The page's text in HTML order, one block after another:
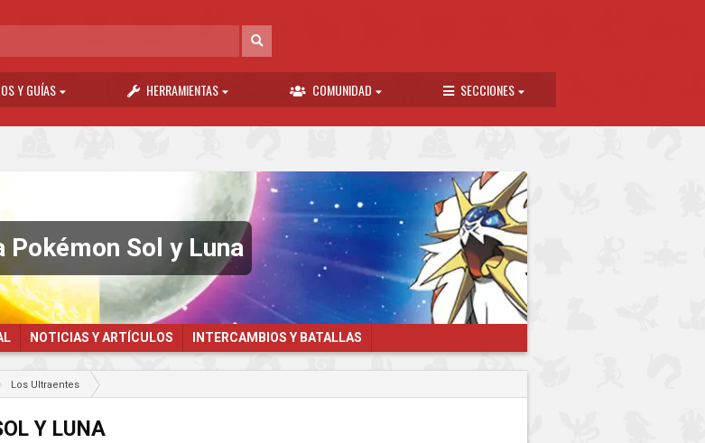
Y GUÍAS HERRAMIENTAS COMUNIDAD SECCIONES
Pokémon Sol y Luna
NOTICIAS Y ARTÍCULOS INTERCAMBIOS Y BATALLAS
Los Ultraentes
Y LUNA